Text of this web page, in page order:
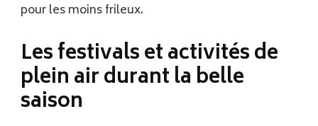
pour les moins frileux.
Les festivals et activités de
plein air durant la belle
saison